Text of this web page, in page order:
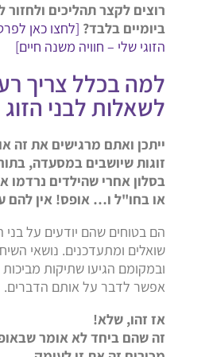
רוצים לקצר תהליכים
ביומיים בלבד? [לחצו כאן
הזוגי שלי – חוויה משנה חיים]
למה בכלל צריך
לשאלות לבני הזוג
ייתכן ואתם מרגישים את זה
זוגות שיושבים במסעדה,
בסלון אחרי שהילדים נרדמו
או בחו"ל ו… אופס! אין להם
הם בטוחים שהם יודעים על בני
שואלים ומתעדכנים. נושאי
ובמקומם הגיעו שתיקות
אפשר לדבר על אותם הדברים.
אז זהו, שלא!
זה שהם ביחד לא אומר